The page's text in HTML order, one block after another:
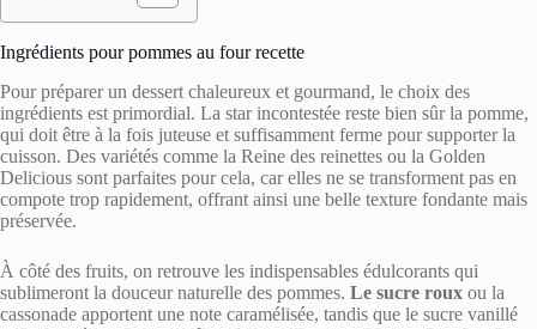
Ingrédients pour pommes au four recette
Pour préparer un dessert chaleureux et gourmand, le choix des
ingrédients est primordial. La star incontestée reste bien sûr la pomme,
qui doit être à la fois juteuse et suffisamment ferme pour supporter la
cuisson. Des variétés comme la Reine des reinettes ou la Golden
Delicious sont parfaites pour cela, car elles ne se transforment pas en
compote trop rapidement, offrant ainsi une belle texture fondante mais
préservée.
À côté des fruits, on retrouve les indispensables édulcorants qui
sublimeront la douceur naturelle des pommes. Le sucre roux ou la
cassonade apportent une note caramélisée, tandis que le sucre vanillé